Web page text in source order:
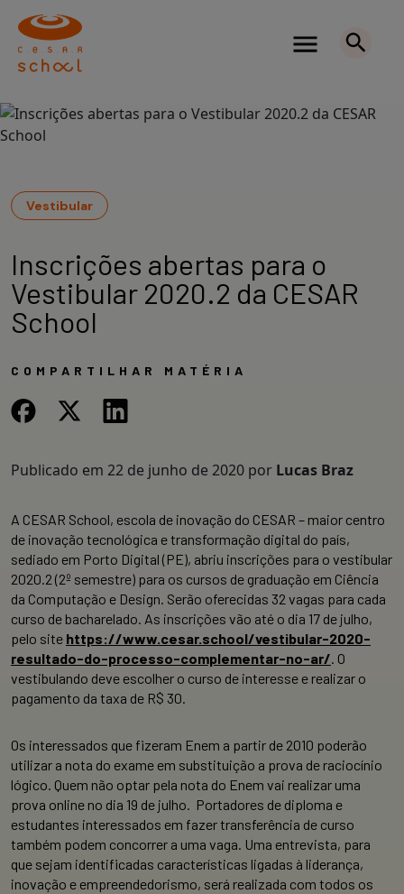
Vestibular
Inscrições abertas para o
Vestibular 2020.2 da CESAR
School
COMPARTILHAR MATÉRIA
Publicado em 22 de junho de 2020 por Lucas Braz
A CESAR School, escola de inovação do CESAR – maior centro
de inovação tecnológica e transformação digital do país,
sediado em Porto Digital (PE), abriu inscrições para o vestibular
2020.2 (2º semestre) para os cursos de graduação em Ciência
da Computação e Design. Serão oferecidas 32 vagas para cada
curso de bacharelado. As inscrições vão até o dia 17 de julho,
pelo site https://www.cesar.school/vestibular-2020-
resultado-do-processo-complementar-no-ar/. O
vestibulando deve escolher o curso de interesse e realizar o
pagamento da taxa de R$ 30.
Os interessados que fizeram Enem a partir de 2010 poderão
utilizar a nota do exame em substituição a prova de raciocínio
lógico. Quem não optar pela nota do Enem vai realizar uma
prova online no dia 19 de julho. Portadores de diploma e
estudantes interessados em fazer transferência de curso
também podem concorrer a uma vaga. Uma entrevista, para
que sejam identificadas características ligadas à liderança,
inovação e empreendedorismo, será realizada com todos os